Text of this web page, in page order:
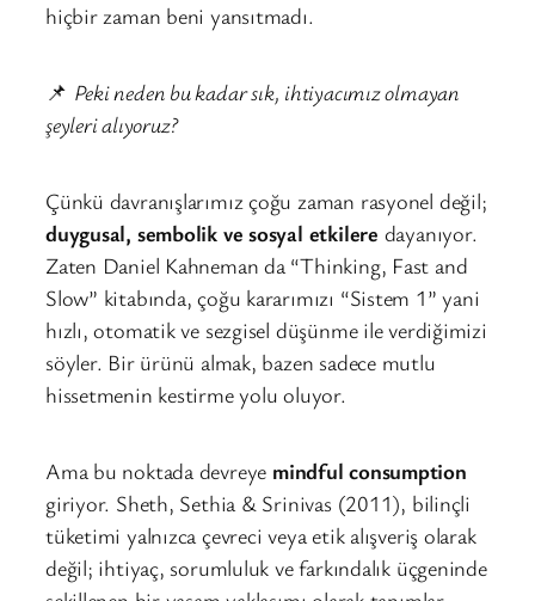
hiçbir zaman beni yansıtmadı.
📌 Peki neden bu kadar sık, ihtiyacımız olmayan
şeyleri alıyoruz?
Çünkü davranışlarımız çoğu zaman rasyonel değil;
duygusal, sembolik ve sosyal etkilere dayanıyor.
Zaten Daniel Kahneman da “Thinking, Fast and
Slow” kitabında, çoğu kararımızı “Sistem 1” yani
hızlı, otomatik ve sezgisel düşünme ile verdiğimizi
söyler. Bir ürünü almak, bazen sadece mutlu
hissetmenin kestirme yolu oluyor.
Ama bu noktada devreye mindful consumption
giriyor. Sheth, Sethia & Srinivas (2011), bilinçli
tüketimi yalnızca çevreci veya etik alışveriş olarak
değil; ihtiyaç, sorumluluk ve farkındalık üçgeninde